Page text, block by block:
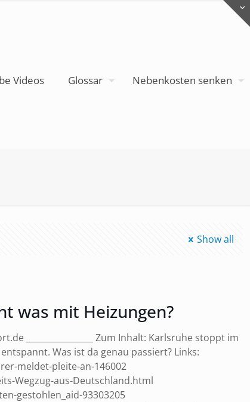
Videos Glossar Nebenkosten senken
Show all
was mit Heizungen?
________________ Zum Inhalt: Karlsruhe stoppt im
Was ist da genau passiert? Links:
meldet-pleite-an-146002
Wegzug-aus-Deutschland.html
gestohlen_aid-93303205